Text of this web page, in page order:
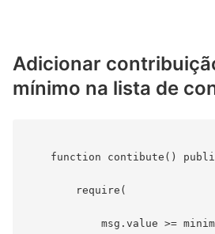
Adicionar
mínimo na lista de
function contibute()
require(
msg.value >=